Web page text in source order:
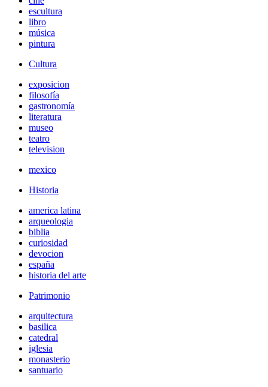
escultura
libro
música
pintura
Cultura
exposicion
filosofía
gastronomía
literatura
museo
teatro
television
mexico
Historia
america latina
arqueologia
biblia
curiosidad
devocion
españa
historia del arte
Patrimonio
arquitectura
basilica
catedral
iglesia
monasterio
santuario